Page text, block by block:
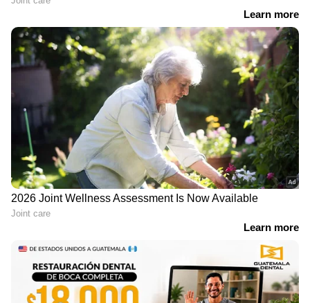
കോൺഗ്രെസുകാർ ആണെന്ന് ഞാൻ
കരുതുന്നില്ല കാരണം കോൺഗ്രെസുകാർ
അത്രയും സ്നേഹവായ്‌പോടെയാണ് എന്നോട്
പെരുമാറിയതെന്നാണ് റിനി സാമൂഹ്യ
മാധ്യമങ്ങളിൽ കുറിച്ചത്.
ഏഷ്യാനെറ്റ് ന്യൂസ് ലൈവ് വീഡിയോ
കാണാം